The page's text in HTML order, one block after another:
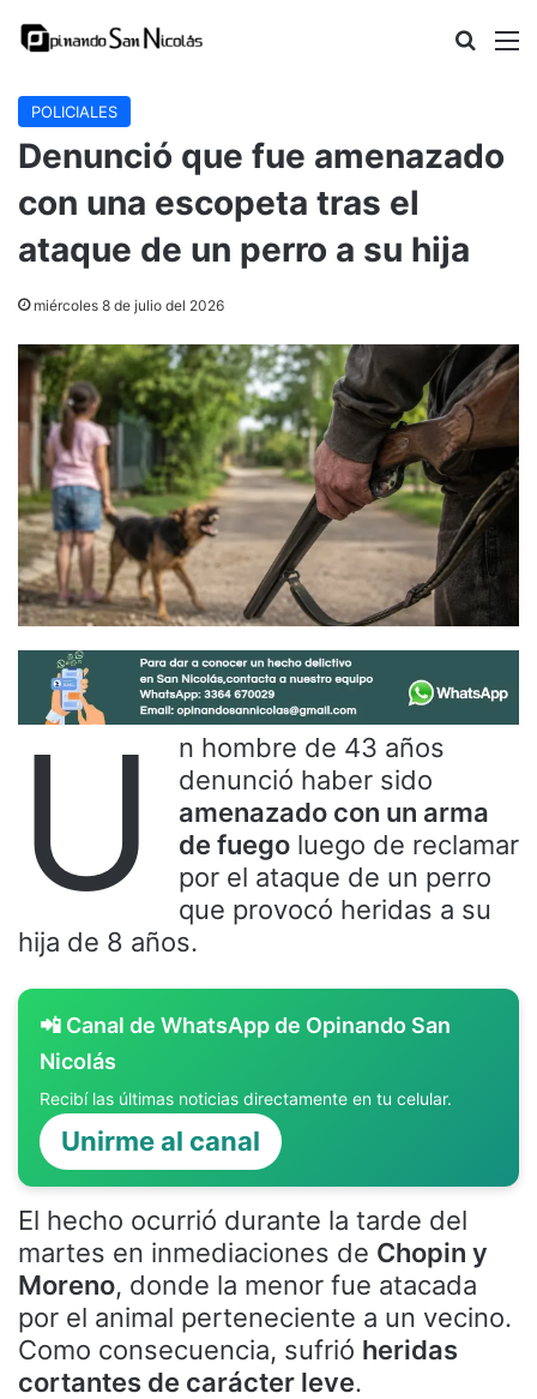
Buscar
POLICIALES
Denunció que fue amenazado
con una escopeta tras el
ataque de un perro a su hija
miércoles 8 de julio del 2026
U
n hombre de 43 años
denunció haber sido
amenazado con un arma
de fuego luego de reclamar
por el ataque de un perro
que provocó heridas a su
hija de 8 años.
📲 Canal de WhatsApp de Opinando San
Nicolás
Recibí las últimas noticias directamente en tu celular.
Unirme al canal
El hecho ocurrió durante la tarde del
martes en inmediaciones de Chopin y
Moreno, donde la menor fue atacada
por el animal perteneciente a un vecino.
Como consecuencia, sufrió heridas
cortantes de carácter leve.